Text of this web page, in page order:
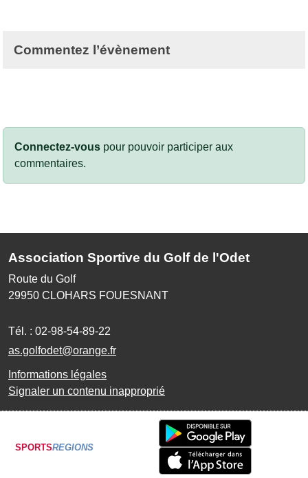
Commentez l’évènement
Connectez-vous pour pouvoir participer aux
commentaires.
Association Sportive du Golf de l'Odet
Route du Golf
29950 CLOHARS FOUESNANT
Tél. : 02-98-54-89-22
as.golfodet@orange.fr
Informations légales
Signaler un contenu inapproprié
SPORTSREGIONS